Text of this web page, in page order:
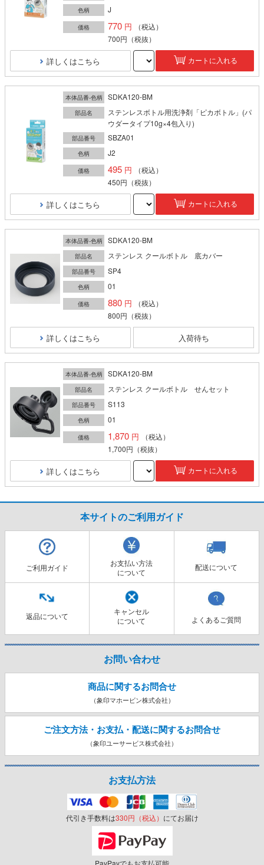
色柄 J
価格 770
（税込）
700円 （税抜）
詳しくはこちら カートに入れる
本体品番-色柄 SDKA120-BM
部品名
ステンレスボトル用洗浄剤「ピカボトル」(パ
ウダータイプ10g×4包入り)
部品番号 SBZA01
色柄 J2
価格 495
（税込）
450円 （税抜）
詳しくはこちら カートに入れる
本体品番-色柄 SDKA120-BM
部品名 ステンレス クールボトル 底カバー
部品番号 SP4
色柄 01
価格 880
（税込）
800円 （税抜）
詳しくはこちら 入荷待ち
本体品番-色柄 SDKA120-BM
部品名 ステンレス クールボトル せんセット
部品番号 S113
色柄 01
価格 1,870
（税込）
1,700円 （税抜）
詳しくはこちら カートに入れる
本サイトのご利用ガイド
ご利用ガイド
お支払い方法
について
配送について
返品について
キャンセル
について
よくあるご質問
お問い合わせ
商品に関するお問合せ
（象印マホービン株式会社）
ご注文方法・お支払・配送に関するお問合せ
（象印ユーサービス株式会社）
お支払方法
代引き手数料は330円（税込） にてお届け